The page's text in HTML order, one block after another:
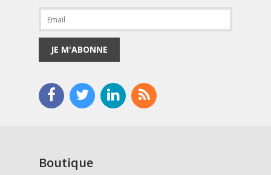
JE M'ABONNE
Boutique